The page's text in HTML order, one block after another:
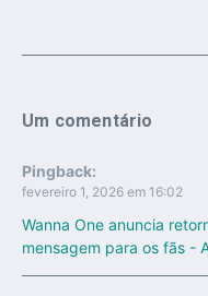
Um comentário
Pingback:
fevereiro 1, 2026 em 16:02
Wanna One anuncia
mensagem para os fãs -